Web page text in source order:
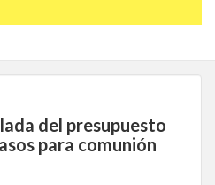
del presupuesto
para comunión